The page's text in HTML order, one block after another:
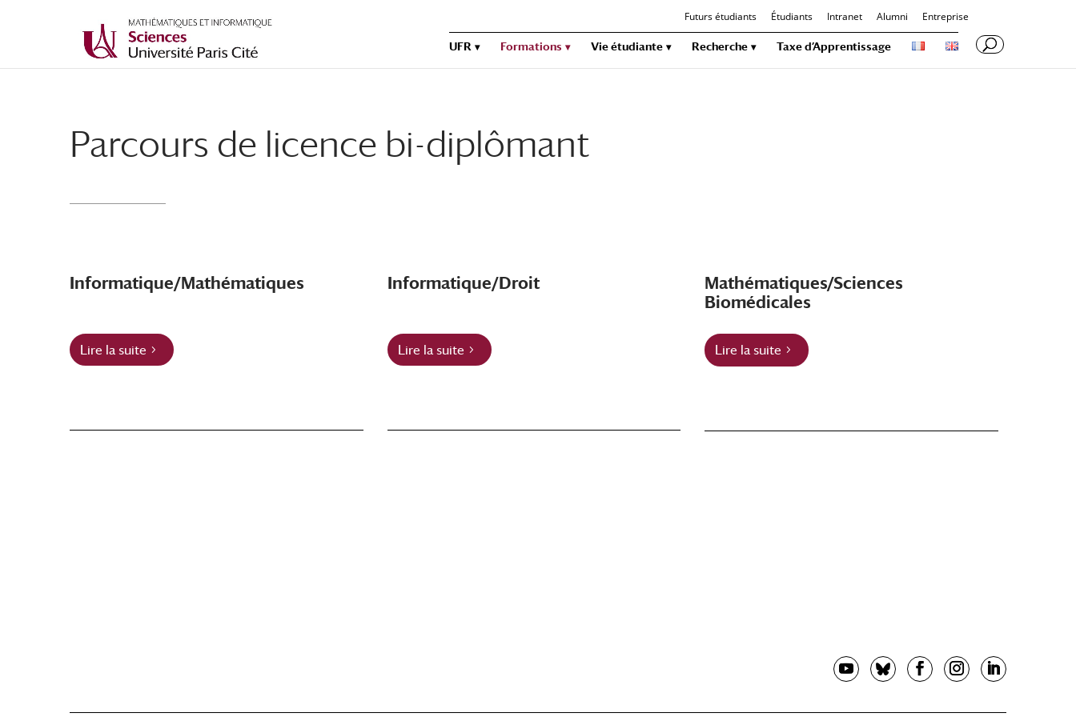
Futurs étudiants Étudiants Intranet Alumni Entreprise
UFR Formations Vie étudiante Recherche Taxe d’Apprentissage
Parcours de licence bi-diplômant
Informatique/Mathématiques
Lire la suite
Informatique/Droit
Lire la suite
Mathématiques/Sciences
Biomédicales
Lire la suite